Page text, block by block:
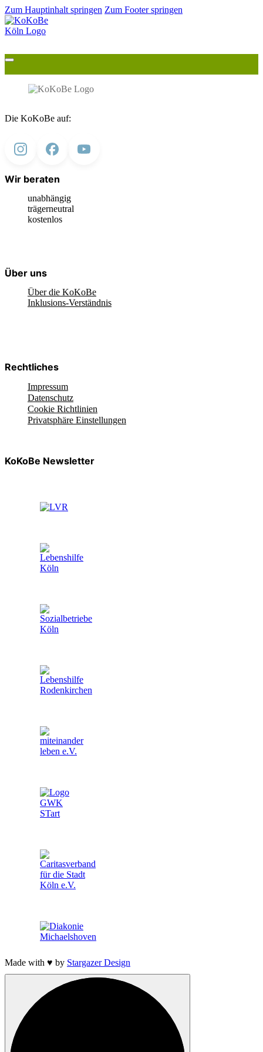
Zum Hauptinhalt springen Zum Footer springen
Die KoKoBe auf:
Wir beraten
unabhängig
trägerneutral
kostenlos
Über uns
Über die KoKoBe
Inklusions-Verständnis
Rechtliches
Impressum
Datenschutz
Cookie Richtlinien
Privatsphäre Einstellungen
KoKoBe Newsletter
Made with ♥ by Stargazer Design